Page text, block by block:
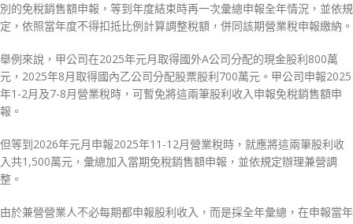
別的免稅銷售額申報，等到年度結束時再一次彙總申報全年情況，並依規
定，依照當年度不得扣抵比例計算調整稅額，併同該期營業稅申報繳納。
舉例來說，甲公司在2025年元月取得國外A公司分配的現金股利800萬
元，2025年8月取得國內乙公司分配股票股利700萬元。甲公司申報2025
年1-2月及7-8月營業稅時，可暫免將這兩筆股利收入申報免稅銷售額申
報。
但等到2026年元月申報2025年11-12月營業稅時，就應將這兩筆股利收
入共1,500萬元，彙總加入當期免稅銷售額申報，並依規定辦理兼營調
整。
由於兼營營業人不必每期都申報股利收入，而是採全年彙總，在申報當年